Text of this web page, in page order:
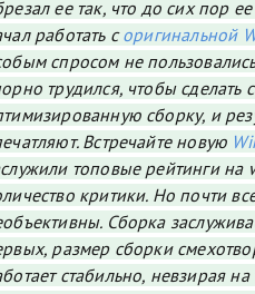
ее так, что до сих пор
работать соригинальной
спросом не
трудился, чтобы
сборку, и
Встречайте новую
топовые рейтинги
критики. Но почти
Сборка
размер сборки
стабильно, невзирая